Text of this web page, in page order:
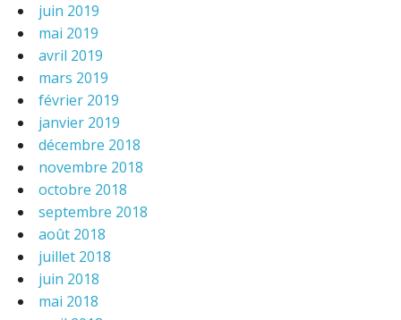
juin 2019
mai 2019
avril 2019
mars 2019
février 2019
janvier 2019
décembre 2018
novembre 2018
octobre 2018
septembre 2018
août 2018
juillet 2018
juin 2018
mai 2018